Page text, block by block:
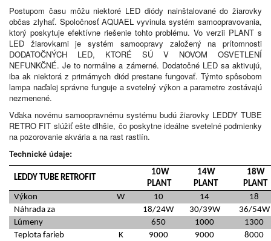
Postupom času môžu niektoré LED diódy nainštalované do žiarovky
občas zlyhať. Spoločnosť AQUAEL vyvinula systém samoopravovania,
ktorý poskytuje efektívne riešenie tohto problému. Vo verzii PLANT s
LED žiarovkami je systém samoopravy založený na prítomnosti
DODATOČNÝCH LED, KTORÉ SÚ V NOVOM OSVETLENÍ
NEFUNKČNÉ. Je to normálne a zámerné. Dodatočné LED sa aktivujú,
iba ak niektorá z primárnych diód prestane fungovať. Týmto spôsobom
lampa naďalej správne funguje a svetelný výkon a parametre zostávajú
nezmenené.
Vďaka novému samoopravnému systému budú žiarovky LEDDY TUBE
RETRO FIT slúžiť ešte dlhšie, čo poskytne ideálne svetelné podmienky
na pozorovanie akvária a na rast rastlín.
Technické údaje:
LEDDY TUBE RETROFIT
10W
PLANT
14W
PLANT
18W
PLANT
Výkon
W 10 14
18
Náhrada za
18/24W 30/39W
36/54W
Lúmeny
650 1000
1300
Teplota farieb
K 9000 9000
8000